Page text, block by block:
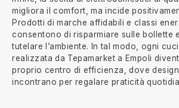
migliora il comfort, ma incide
Prodotti di marche affidabili e classi
consentono di risparmiare sulle bollette
tutelare l’ambiente. In tal modo, ogni
realizzata da Tepamarket a Empoli
proprio centro di efficienza, dove
incontrano per regalare praticità